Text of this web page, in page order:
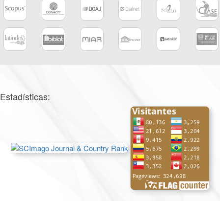
Estadísticas: